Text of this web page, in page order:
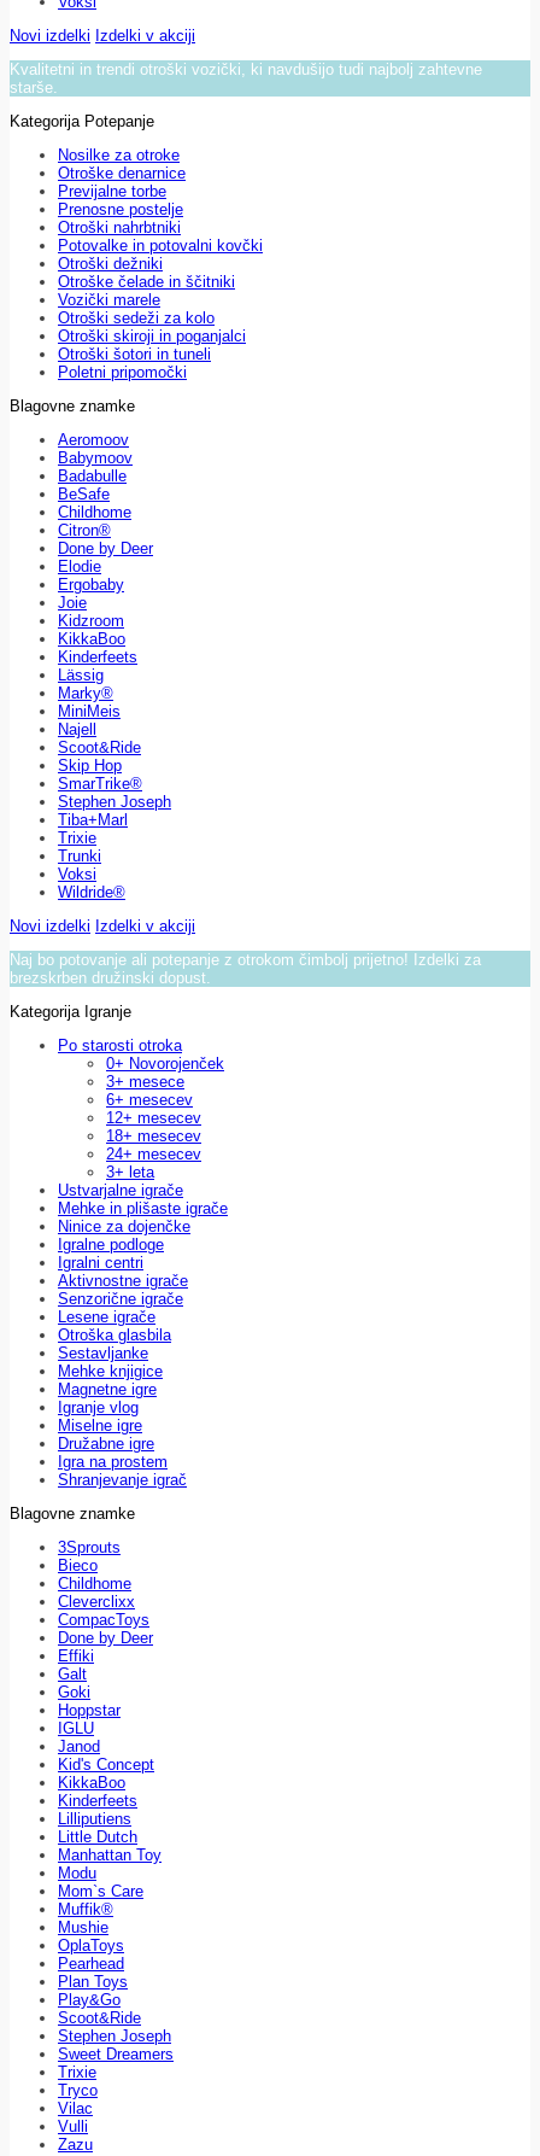
Novi izdelki Izdelki v akciji
Kvalitetni in trendi otroški vozički, ki navdušijo tudi najbolj zahtevne
starše.
Kategorija Potepanje
Nosilke za otroke
Otroške denarnice
Previjalne torbe
Prenosne postelje
Otroški nahrbtniki
Potovalke in potovalni kovčki
Otroški dežniki
Otroške čelade in ščitniki
Vozički marele
Otroški sedeži za kolo
Otroški skiroji in poganjalci
Otroški šotori in tuneli
Poletni pripomočki
Blagovne znamke
Aeromoov
Babymoov
Badabulle
BeSafe
Childhome
Citron®
Done by Deer
Elodie
Ergobaby
Joie
Kidzroom
KikkaBoo
Kinderfeets
Lässig
Marky®
MiniMeis
Najell
Scoot&Ride
Skip Hop
SmarTrike®
Stephen Joseph
Tiba+Marl
Trixie
Trunki
Voksi
Wildride®
Novi izdelki Izdelki v akciji
Naj bo potovanje ali potepanje z otrokom čimbolj prijetno! Izdelki za
brezskrben družinski dopust.
Kategorija Igranje
Po starosti otroka
0+ Novorojenček
3+ mesece
6+ mesecev
12+ mesecev
18+ mesecev
24+ mesecev
3+ leta
Ustvarjalne igrače
Mehke in plišaste igrače
Ninice za dojenčke
Igralne podloge
Igralni centri
Aktivnostne igrače
Senzorične igrače
Lesene igrače
Otroška glasbila
Sestavljanke
Mehke knjigice
Magnetne igre
Igranje vlog
Miselne igre
Družabne igre
Igra na prostem
Shranjevanje igrač
Blagovne znamke
3Sprouts
Bieco
Childhome
Cleverclixx
CompacToys
Done by Deer
Effiki
Galt
Goki
Hoppstar
IGLU
Janod
Kid's Concept
KikkaBoo
Kinderfeets
Lilliputiens
Little Dutch
Manhattan Toy
Modu
Mom`s Care
Muffik®
Mushie
OplaToys
Pearhead
Plan Toys
Play&Go
Scoot&Ride
Stephen Joseph
Sweet Dreamers
Trixie
Tryco
Vilac
Vulli
Zazu